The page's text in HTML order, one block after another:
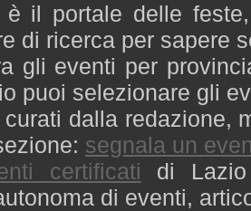
il portale delle
di ricerca per sapere
gli eventi per
puoi selezionare gli
dalla redazione,
segnala un
certificati di
di eventi,